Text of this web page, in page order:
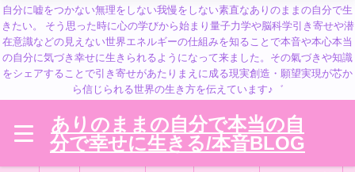
自分に嘘をつかない無理をしない我慢をしない素直なありのままの自分で生
きたい。 そう思った時に心の学びから始まり量子力学や脳科学引き寄せや潜
在意識などの見えない世界エネルギーの仕組みを知ることで本音や本心本当
の自分に気づき幸せに生きられるようになって来ました。その氣づきや知識
をシェアすることで引き寄せがあたりまえに成る現実創造・願望実現が芯か
ら信じられる世界の生き方を伝えています♪゛
ありのままの自分で本当の自
分で幸せに生きる/本音BLOG